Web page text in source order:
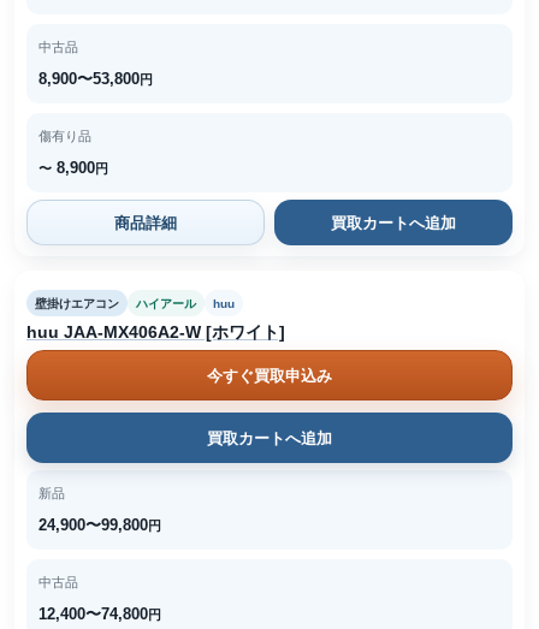
中古品
8,900〜53,800円
傷有り品
〜 8,900円
商品詳細 買取カートへ追加
壁掛けエアコン ハイアール huu
huu JAA-MX406A2-W [ホワイト]
今すぐ買取申込み
買取カートへ追加
新品
24,900〜99,800円
中古品
12,400〜74,800円